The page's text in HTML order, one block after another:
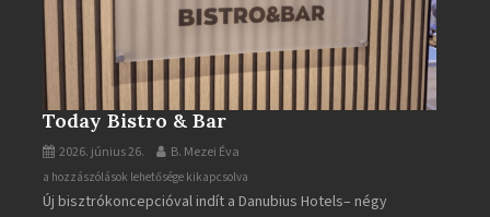
Today Bistro & Bar
2026. június 26. B. Mezei Éva
Today
Bistro
a hozzászólások lehetősége kikapcsolva
Új bisztrókoncepcióval indít a Danubius Hotels– négy